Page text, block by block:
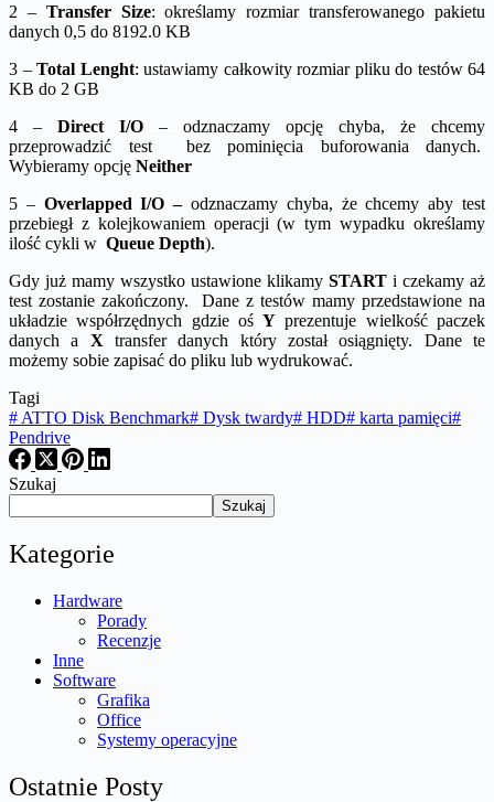
2 – Transfer Size: określamy rozmiar transferowanego pakietu
danych 0,5 do 8192.0 KB
3 – Total Lenght: ustawiamy całkowity rozmiar pliku do testów 64
KB do 2 GB
4 – Direct I/O – odznaczamy opcję chyba, że chcemy
przeprowadzić test bez pominięcia buforowania danych.
Wybieramy opcję Neither
5 – Overlapped I/O –odznaczamy chyba, że chcemy aby test
przebiegł z kolejkowaniem operacji (w tym wypadku określamy
ilość cykli w Queue Depth).
Gdy już mamy wszystko ustawione klikamy START i czekamy aż
test zostanie zakończony. Dane z testów mamy przedstawione na
układzie współrzędnych gdzie ośY prezentuje wielkość paczek
danych a X transfer danych który został osiągnięty. Dane te
możemy sobie zapisać do pliku lub wydrukować.
Tagi
# ATTO Disk Benchmark# Dysk twardy# HDD# karta pamięci#
Pendrive
Szukaj
Szukaj
Kategorie
Hardware
Porady
Recenzje
Inne
Software
Grafika
Office
Systemy operacyjne
Ostatnie Posty